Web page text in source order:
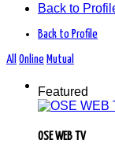
Back to
Back to Profile
All Online Mutual
Featured
OSE WEB TV